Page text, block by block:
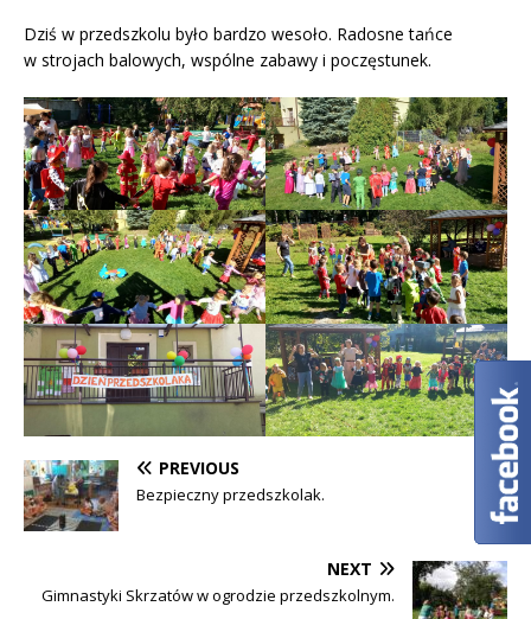
Dziś w przedszkolu było bardzo wesoło. Radosne tańce
w strojach balowych, wspólne zabawy i poczęstunek.
PREVIOUS
Bezpieczny przedszkolak.
NEXT
Gimnastyki Skrzatów w ogrodzie przedszkolnym.